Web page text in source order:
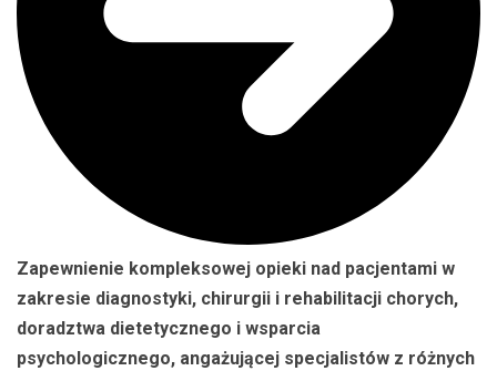
Zapewnienie kompleksowej opieki nad pacjentami w
zakresie diagnostyki, chirurgii i rehabilitacji chorych,
doradztwa dietetycznego i wsparcia
psychologicznego, angażującej specjalistów z różnych